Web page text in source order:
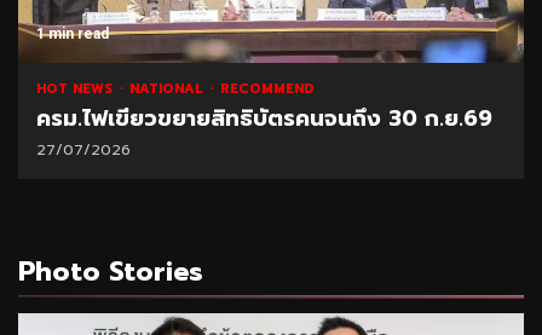
ก.ย.69
1 min read
NATIONAL HOT NEWS
“พาณิชย์” โชว์ยอดส่งออกทุเรียน 1
Photo Stories